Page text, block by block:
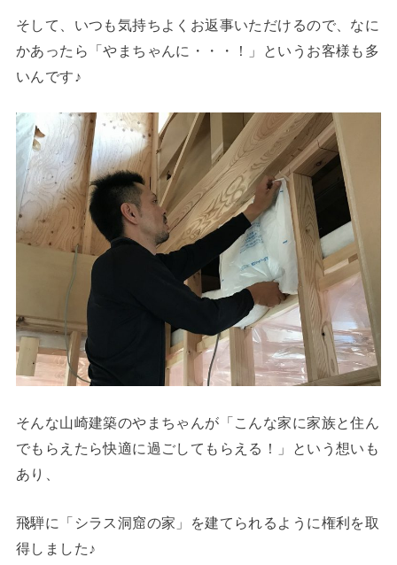
そして、いつも気持ちよくお返事いただけるので、なに
かあったら「やまちゃんに・・・！」というお客様も多
いんです♪
そんな山崎建築のやまちゃんが「こんな家に家族と住ん
でもらえたら快適に過ごしてもらえる！」という想いも
あり、
飛騨に「シラス洞窟の家」を建てられるように権利を取
得しました♪